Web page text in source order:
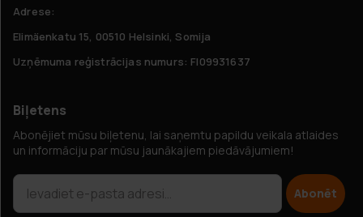
Adrese:
Elimäenkatu 15, 00510 Helsinki, Somija
Uzņēmuma reģistrācijas numurs: FI09931637
Biļetens
Abonējiet mūsu biļetenu, lai saņemtu papildu veikala atlaides
un informāciju par mūsu jaunākajiem piedāvājumiem!
Abonēt